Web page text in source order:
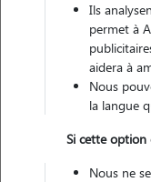
Garde animaux
Loire-Atlantique
Nos
Ils
permet à
aidera à
Nous
la langue
Si cette option
Nous ne